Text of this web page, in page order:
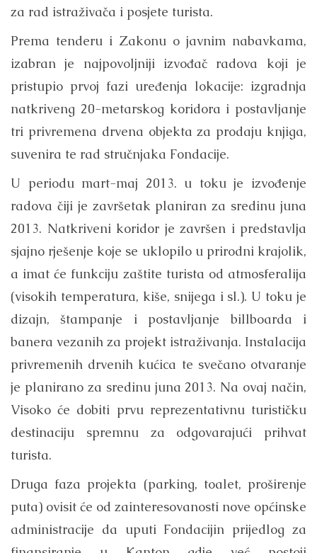
za rad istraživača i posjete turista.
Prema tenderu i Zakonu o javnim nabavkama,
izabran je najpovoljniji izvođač radova koji je
pristupio prvoj fazi uređenja lokacije: izgradnja
natkriveng 20-metarskog koridora i postavljanje
tri privremena drvena objekta za prodaju knjiga,
suvenira te rad stručnjaka Fondacije.
U periodu mart-maj 2013. u toku je izvođenje
radova čiji je završetak planiran za sredinu juna
2013. Natkriveni koridor je završen i predstavlja
sjajno rješenje koje se uklopilo u prirodni krajolik,
a imat će funkciju zaštite turista od atmosferalija
(visokih temperatura, kiše, snijega i sl.). U toku je
dizajn, štampanje i postavljanje billboarda i
banera vezanih za projekt istraživanja. Instalacija
privremenih drvenih kućica te svečano otvaranje
je planirano za sredinu juna 2013. Na ovaj način,
Visoko će dobiti prvu reprezentativnu turističku
destinaciju spremnu za odgovarajući prihvat
turista.
Druga faza projekta (parking, toalet, proširenje
puta) ovisit će od zainteresovanosti nove općinske
administracije da uputi Fondacijin prijedlog za